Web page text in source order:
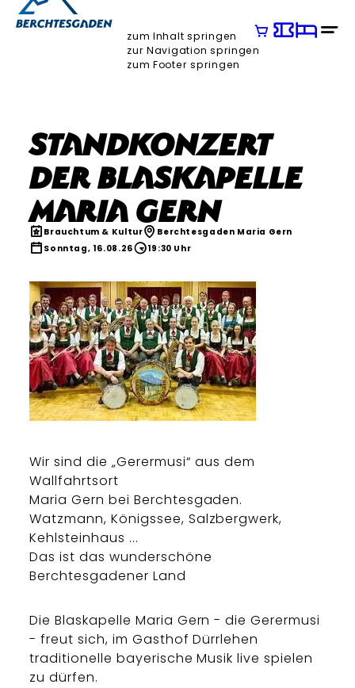
zum Inhalt springen
zur Navigation springen
zum Footer springen
Standkonzert
der Blaskapelle
Maria Gern
Brauchtum & Kultur
Berchtesgaden Maria Gern
Sonntag, 16.08.26
19:30 Uhr
Wir sind die „Gerermusi“ aus dem
Wallfahrtsort
Maria Gern bei Berchtesgaden.
Watzmann, Königssee, Salzbergwerk,
Kehlsteinhaus ...
Das ist das wunderschöne
Berchtesgadener Land
Die Blaskapelle Maria Gern - die Gerermusi
- freut sich, im Gasthof Dürrlehen
traditionelle bayerische Musik live spielen
zu dürfen.